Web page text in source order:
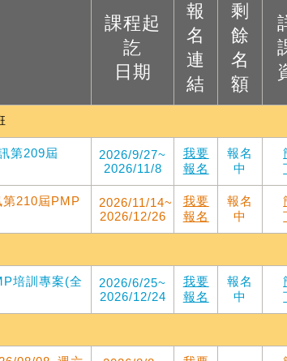
課程起
訖
日期
報
名
連
結
剩
餘
名
額
第209屆
2026/9/27~
2026/11/8
我要
報名
報名
中
第210屆PMP
2026/11/14~
2026/12/26
我要
報名
報名
中
培訓專案(全
2026/6/25~
2026/12/24
我要
報名
報名
中